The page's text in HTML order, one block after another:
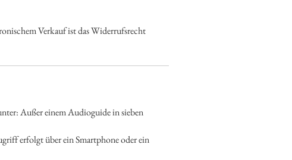
Verkauf ist das Widerrufsrecht
Außer einem Audioguide in sieben
erfolgt über ein Smartphone oder ein